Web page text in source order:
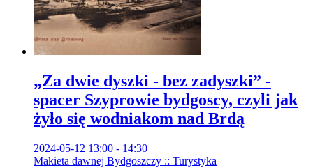
„Za dwie dyszki - bez zadyszki” -
spacer Szyprowie bydgoscy, czyli jak
żyło się wodniakom nad Brdą
2024-05-12 13:00 - 14:30
Makieta dawnej Bydgoszczy :: Turystyka